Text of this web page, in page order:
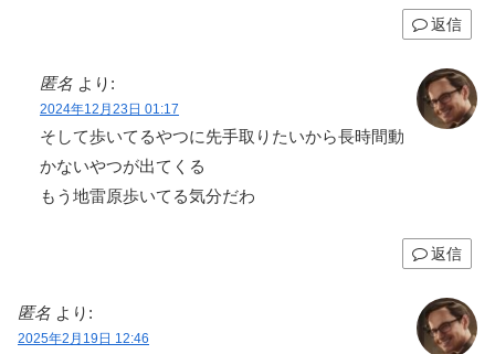
返信
匿名 より:
2024年12月23日 01:17
そして歩いてるやつに先手取りたいから長時間動
かないやつが出てくる
もう地雷原歩いてる気分だわ
返信
匿名 より:
2025年2月19日 12:46